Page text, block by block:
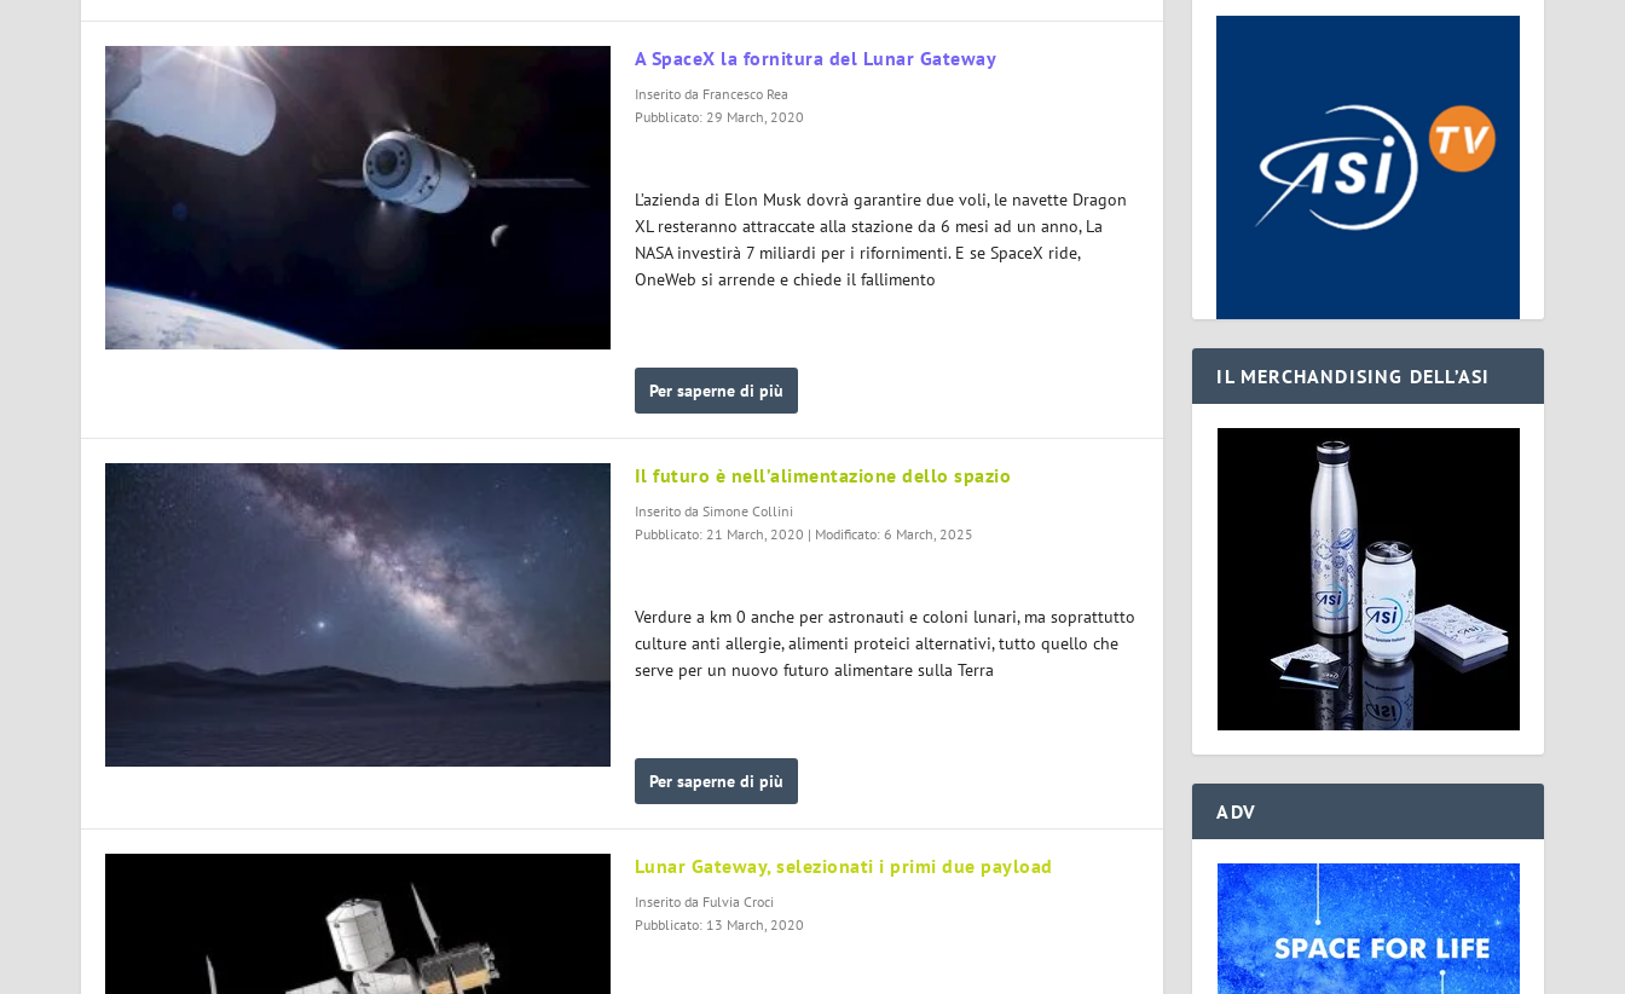
A SpaceX la fornitura del Lunar Gateway
Inserito da Francesco Rea
Pubblicato: 29 March, 2020
L’azienda di Elon Musk dovrà garantire due voli, le navette Dragon
XL resteranno attraccate alla stazione da 6 mesi ad un anno, La
NASA investirà 7 miliardi per i rifornimenti. E se SpaceX ride,
OneWeb si arrende e chiede il fallimento
Per saperne di più
Il futuro è nell’alimentazione dello spazio
Inserito da Simone Collini
Pubblicato: 21 March, 2020 | Modificato: 6 March, 2025
Verdure a km 0 anche per astronauti e coloni lunari, ma soprattutto
culture anti allergie, alimenti proteici alternativi, tutto quello che
serve per un nuovo futuro alimentare sulla Terra
Per saperne di più
Lunar Gateway, selezionati i primi due payload
Inserito da Fulvia Croci
Pubblicato: 13 March, 2020
IL MERCHANDISING DELL’ASI
ADV